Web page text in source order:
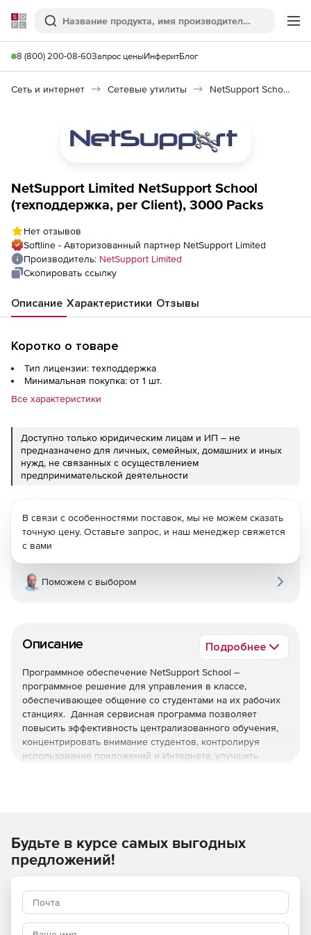
Softline
Поиск
8 (800) 200-08-60Запрос ценыИнферитБлог
Сеть и интернет Сетевые утилиты NetSupport School
NetSupport Limited NetSupport School
(техподдержка, per Client), 3000 Packs
Нет отзывов
Softline - Авторизованный партнер NetSupport Limited
Производитель: NetSupport Limited
Скопировать ссылку
Описание Характеристики Отзывы
Коротко о товаре
Тип лицензии: техподдержка
Минимальная покупка: от 1 шт.
Все характеристики
Доступно только юридическим лицам и ИП – не
предназначено для личных, семейных, домашних и иных
нужд, не связанных с осуществлением
предпринимательской деятельности
Описание Подробнее
Программное обеспечение NetSupport School –
программное решение для управления в классе,
обеспечивающее общение со студентами на их рабочих
станциях. Данная сервисная программа позволяет
повысить эффективность централизованного обучения,
концентрировать внимание студентов, контролируя
использование приложений и Интернета, улучшить
контроль, тестирование, безопасность использования
программы.
Управление
В связи с особенностями поставок, мы не можем сказать
точную цену. Оставьте запрос, и наш менеджер свяжется
с вами
Поможем с выбором
Будьте в курсе самых выгодных
предложений!